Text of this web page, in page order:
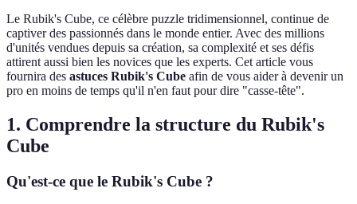
Le Rubik's Cube, ce célèbre puzzle tridimensionnel, continue de
captiver des passionnés dans le monde entier. Avec des millions
d'unités vendues depuis sa création, sa complexité et ses défis
attirent aussi bien les novices que les experts. Cet article vous
fournira des astuces Rubik's Cube afin de vous aider à devenir un
pro en moins de temps qu'il n'en faut pour dire "casse-tête".
1. Comprendre la structure du Rubik's
Cube
Qu'est-ce que le Rubik's Cube ?